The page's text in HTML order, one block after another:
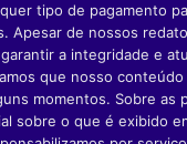
tipo de pagamento
Apesar de nossos
a integridade e
que nosso
momentos. Sobre as
sobre o que é exibido